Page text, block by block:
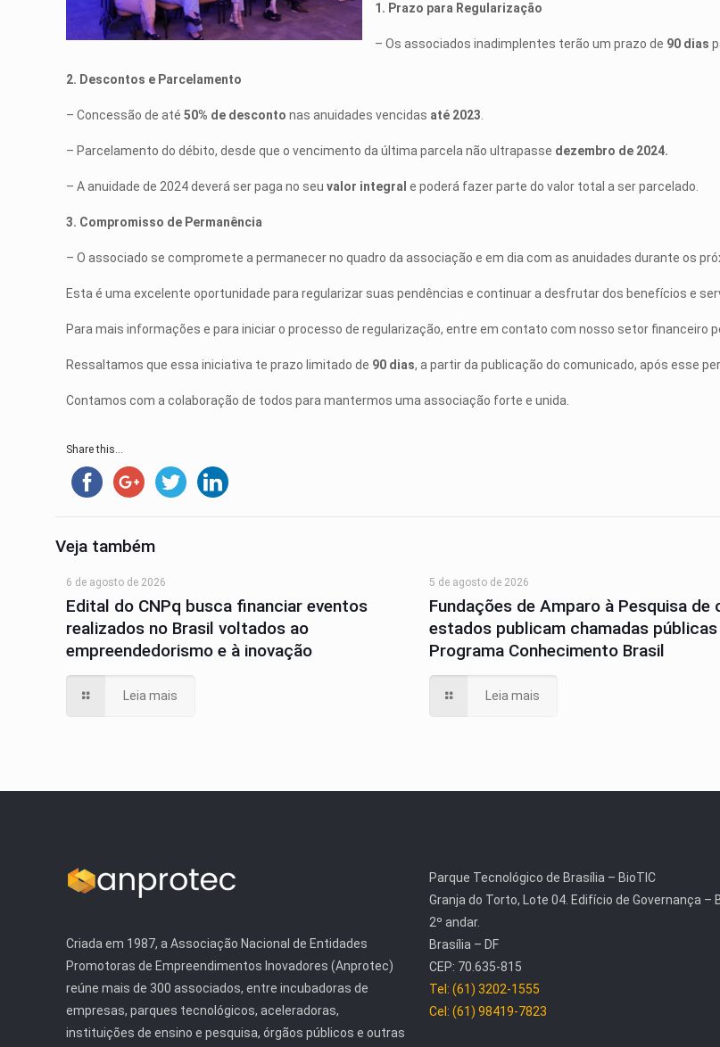
1. Prazo para Regularização
– Os associados inadimplentes terão um prazo de 90 dias
2. Descontos e Parcelamento
– Concessão de até50% de desconto nas anuidades vencidas até 2023
– Parcelamento do débito, desde que o vencimento da última parcela não ultrapasse dezembro de 2024.
– A anuidade de 2024 deverá ser paga no seuvalor integral e poderá fazer parte do valor total a ser parcelado.
3. Compromisso de Permanência
– O associado se compromete a permanecer no quadro da associação e em dia com as anuidades durante os
Esta é uma excelente oportunidade para regularizar suas pendências e continuar a desfrutar dos benefícios e
Para mais informações e para iniciar o processo de regularização, entre em contato com nosso setor financeiro
Ressaltamos que essa iniciativa te prazo limitado de 90 dias, a partir da publicação do comunicado, após esse
Contamos com a colaboração de todos para mantermos uma associação forte e unida.
Share this...
Veja também
6 de agosto de 2026
Edital do CNPq busca financiar eventos
realizados no Brasil voltados ao
empreendedorismo e à inovação
Leia mais
5 de agosto de 2026
Fundações de Amparo à Pesquisa de
estados publicam chamadas
Programa Conhecimento Brasil
Leia mais
Criada em 1987, a Associação Nacional de Entidades
Promotoras de Empreendimentos Inovadores (Anprotec)
reúne mais de 300 associados, entre incubadoras de
empresas, parques tecnológicos, aceleradoras,
instituições de ensino e pesquisa, órgãos públicos e outras
Parque Tecnológico de Brasília – BioTIC
Granja do Torto, Lote 04. Edifício de Governança –
2º andar.
Brasília – DF
CEP: 70.635-815
Tel: (61) 3202-1555
Cel: (61) 98419-7823